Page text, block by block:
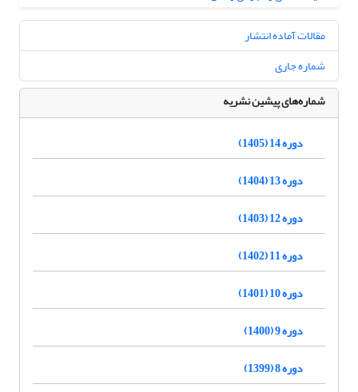
مقالات آماده انتشار
شماره جاری
شماره‌های پیشین نشریه
دوره 14 (1405)
دوره 13 (1404)
دوره 12 (1403)
دوره 11 (1402)
دوره 10 (1401)
دوره 9 (1400)
دوره 8 (1399)